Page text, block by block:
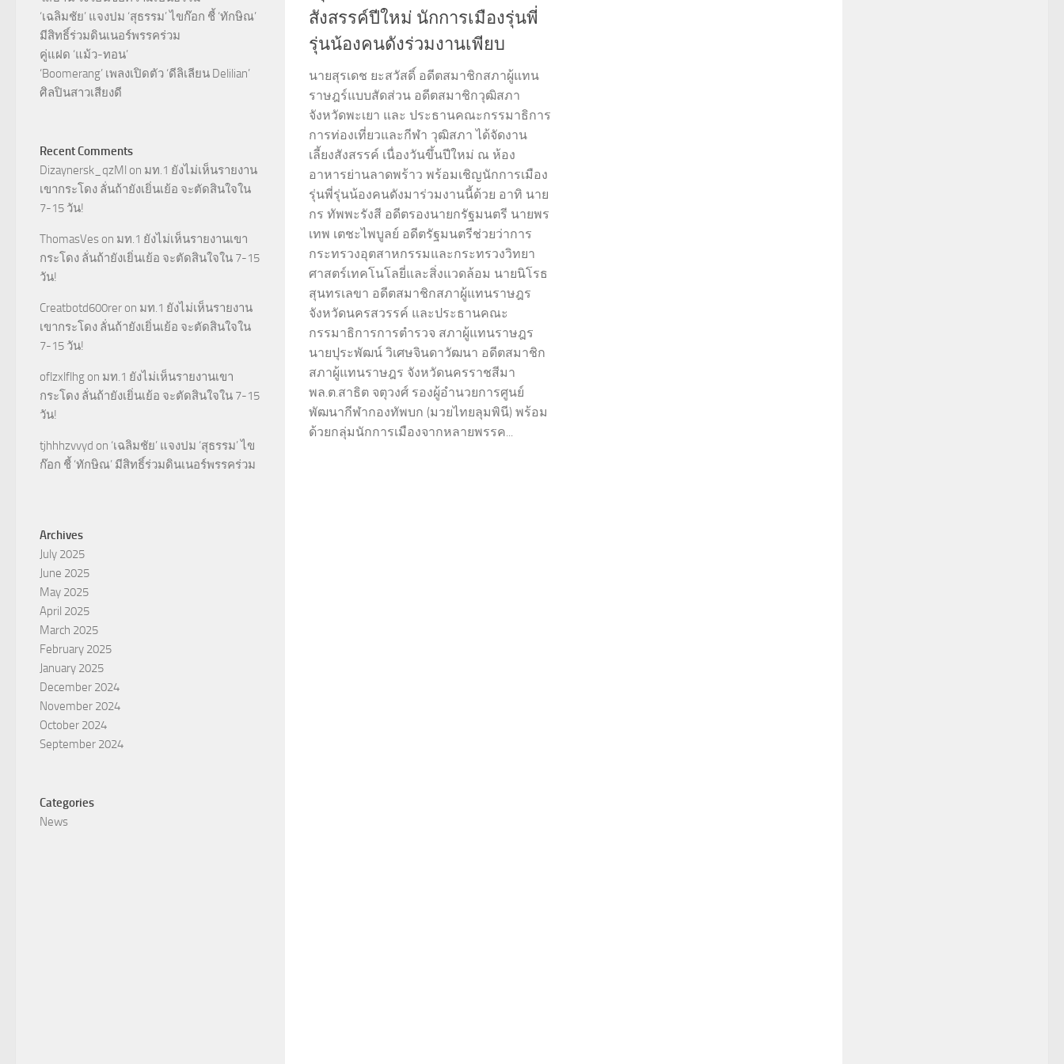
สังสรรค์ปีใหม่ นักการเมืองรุ่นพี่
รุ่นน้องคนดังร่วมงานเพียบ
นายสุรเดช ยะสวัสดิ์ อดีตสมาชิกสภาผู้แทน
ราษฎร์แบบสัดส่วน อดีตสมาชิกวุฒิสภา
จังหวัดพะเยา และ ประธานคณะกรรมาธิการ
การท่องเที่ยวและกีฬา วุฒิสภา ได้จัดงาน
เลี้ยงสังสรรค์ เนื่องวันขึ้นปีใหม่ ณ ห้อง
อาหารย่านลาดพร้าว พร้อมเชิญนักการเมือง
รุ่นพี่รุ่นน้องคนดังมาร่วมงานนี้ด้วย อาทิ นาย
กร ทัพพะรังสี อดีตรองนายกรัฐมนตรี นายพร
เทพ เตชะไพบูลย์ อดีตรัฐมนตรีช่วยว่าการ
กระทรวงอุตสาหกรรมและกระทรวงวิทยา
ศาสตร์เทคโนโลยี่และสิ่งแวดล้อม นายนิโรธ
สุนทรเลขา อดีตสมาชิกสภาผู้แทนราษฎร
จังหวัดนครสวรรค์ และประธานคณะ
กรรมาธิการการตำรวจ สภาผู้แทนราษฎร
นายปุระพัฒน์ วิเศษจินดาวัฒนา อดีตสมาชิก
สภาผู้แทนราษฎร จังหวัดนครราชสีมา
พล.ต.สาธิต จตุวงศ์ รองผู้อำนวยการศูนย์
พัฒนากีฬากองทัพบก (มวยไทยลุมพินี) พร้อม
ด้วยกลุ่มนักการเมืองจากหลายพรรค...
‘เฉลิมชัย’ แจงปม ‘สุธรรม’ ไขก๊อก ชี้ ‘ทักษิณ’
มีสิทธิ์ร่วมดินเนอร์พรรคร่วม
คู่แฝด ‘แม้ว-ทอน’
‘Boomerang’ เพลงเปิดตัว ‘ดีลิเลียน Delilian’
ศิลปินสาวเสียงดี
Recent Comments
Dizaynersk_qzMl on มท.1 ยังไม่เห็นรายงาน
เขากระโดง ลั่นถ้ายังเยิ่นเย้อ จะตัดสินใจใน
7-15 วัน!
ThomasVes on มท.1 ยังไม่เห็นรายงานเขา
กระโดง ลั่นถ้ายังเยิ่นเย้อ จะตัดสินใจใน 7-15
วัน!
Creatbotd600rer on มท.1 ยังไม่เห็นรายงาน
เขากระโดง ลั่นถ้ายังเยิ่นเย้อ จะตัดสินใจใน
7-15 วัน!
oflzxlflhg on มท.1 ยังไม่เห็นรายงานเขา
กระโดง ลั่นถ้ายังเยิ่นเย้อ จะตัดสินใจใน 7-15
วัน!
tjhhhzvvyd on ‘เฉลิมชัย’ แจงปม ‘สุธรรม’ ไข
ก๊อก ชี้ ‘ทักษิณ’ มีสิทธิ์ร่วมดินเนอร์พรรคร่วม
Archives
July 2025
June 2025
May 2025
April 2025
March 2025
February 2025
January 2025
December 2024
November 2024
October 2024
September 2024
Categories
News